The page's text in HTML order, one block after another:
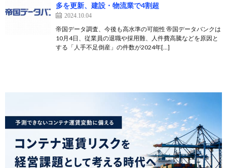
多を更新、建設・物流業で4割超
2024.10.04
帝国データ調査、今後も高水準の可能性 帝国データバンクは
10月4日、従業員の退職や採用難、人件費高騰などを原因と
する「人手不足倒産」の件数が2024年[…]